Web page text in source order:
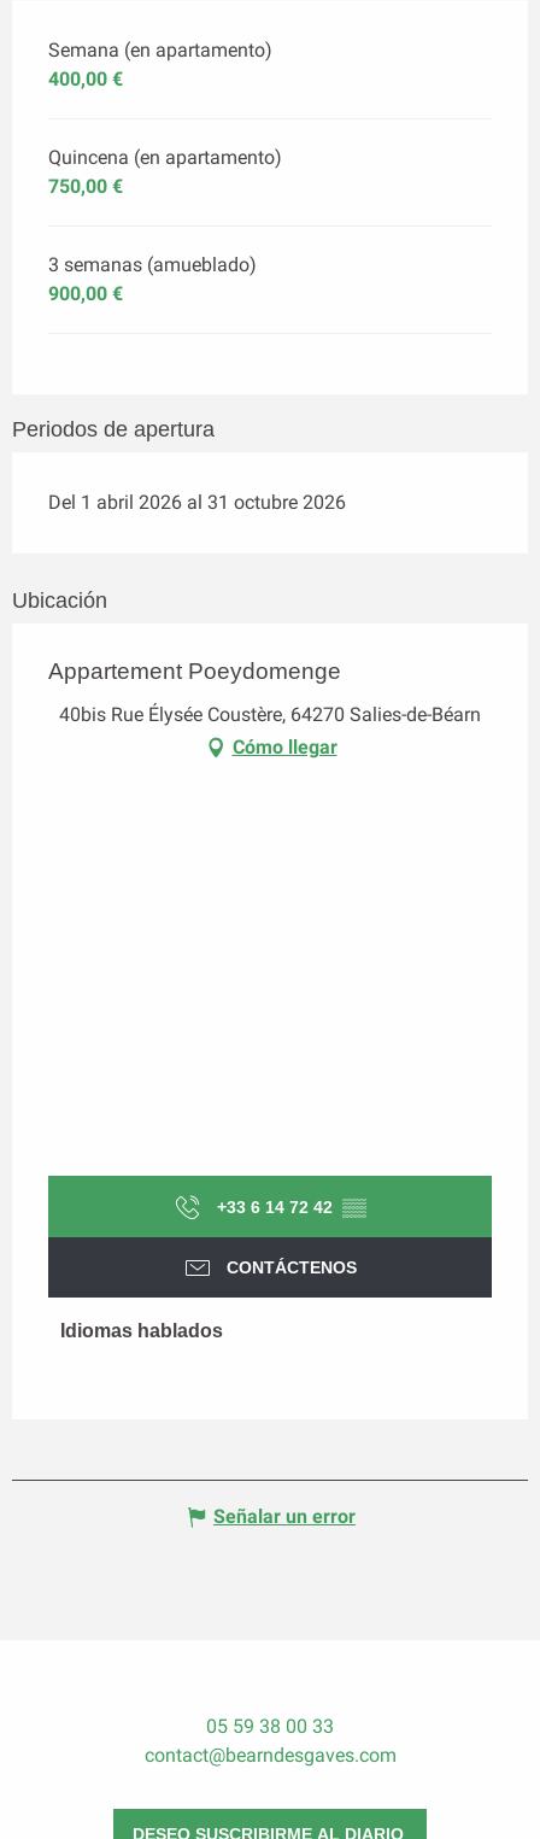
Semana (en apartamento)
400,00 €
Quincena (en apartamento)
750,00 €
3 semanas (amueblado)
900,00 €
Periodos de apertura
Del 1 abril 2026 al 31 octubre 2026
Ubicación
Appartement Poeydomenge
40bis Rue Élysée Coustère, 64270 Salies-de-Béarn
Cómo llegar
+33 6 14 72 42 ▒▒
CONTÁCTENOS
Idiomas hablados
Idiomas hablados
Señalar un error
05 59 38 00 33
contact@bearndesgaves.com
DESEO SUSCRIBIRME AL DIARIO